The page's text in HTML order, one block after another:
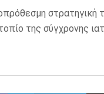
στρατηγική
της σύγχρονης